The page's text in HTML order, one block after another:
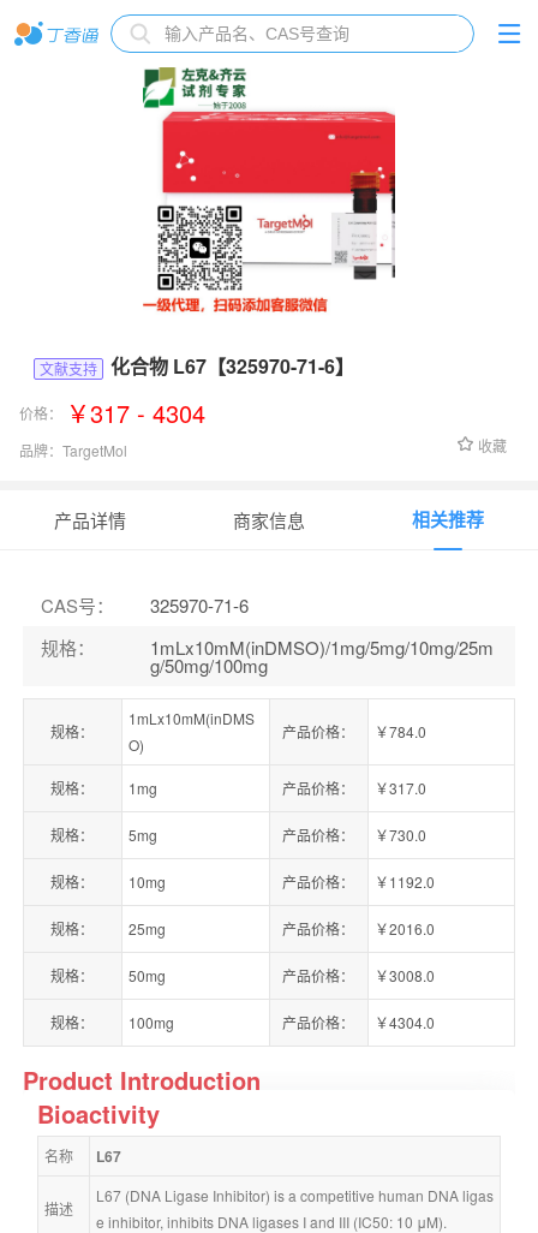
文献支持 化合物 L67【325970-71-6】
价格： ￥317 - 4304
品牌： TargetMol 收藏
产品详情 商家信息 相关推荐
CAS号：
325970-71-6
规格： 1mLx10mM(inDMSO)/1mg/5mg/10mg/25m
g/50mg/100mg
规格：
1mLx10mM(inDMS
O)
产品价格： ￥784.0
规格： 1mg 产品价格： ￥317.0
规格： 5mg 产品价格： ￥730.0
规格： 10mg 产品价格： ￥1192.0
规格： 25mg 产品价格： ￥2016.0
规格： 50mg 产品价格： ￥3008.0
规格： 100mg 产品价格： ￥4304.0
Product Introduction
Bioactivity
名称 L67
描述
L67 (DNA Ligase Inhibitor) is a competitive human DNA ligas
e inhibitor, inhibits DNA ligases I and III (IC50: 10 μM).